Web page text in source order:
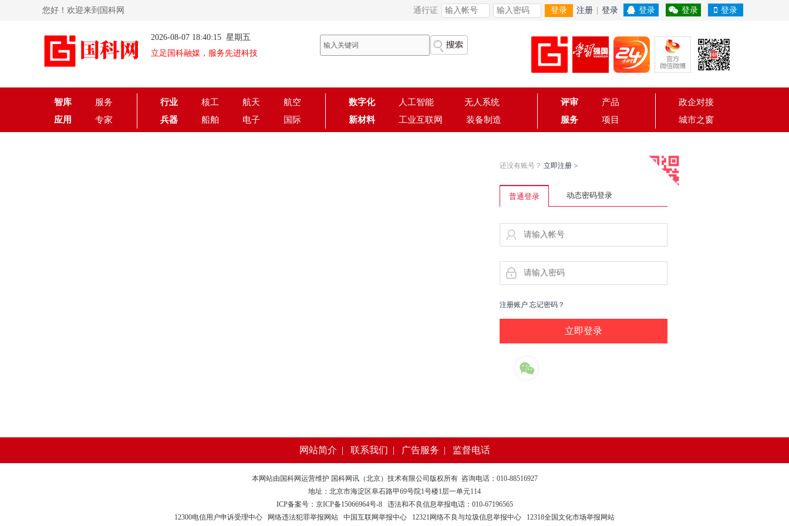
您好！欢迎来到国科网 通行证 登录 注册 登录 登录 登录 登录
2026-08-07 18:40:15 星期五
立足国科融媒，服务先进科技
智库
服务
应用
专家
行业 核工 航天
航空
兵器
船舶 电子 国际
数字化 人工智能
无人系统
新材料
工业互联网 装备制造
评审
产品
服务
项目
政企对接
城市之窗
还没有账号？ 立即注册 >
普通登录 动态密码登录
注册账户 忘记密码？
网站简介 | 联系我们 | 广告服务 | 监督电话
本网站由 国科网运营维护 国科网讯（北京）技术有限公司版权所有 咨询电话：010-88516927
地址：北京市海淀区阜石路甲69号院1号楼1层一单元114
ICP备案号：京ICP备15066964号-8违法和不良信息举报电话：010-67196565
12300电信用户申诉受理中心
网络违法犯罪举报网站 中国互联网举报中心 12321网络不良与垃圾信息举报中心 12318全国文化市场举报网站